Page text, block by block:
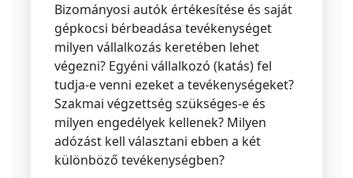
Bizományosi autók értékesítése és saját
gépkocsi bérbeadása tevékenységet
milyen vállalkozás keretében lehet
végezni? Egyéni vállalkozó (katás) fel
tudja-e venni ezeket a tevékenységeket?
Szakmai végzettség szükséges-e és
milyen engedélyek kellenek? Milyen
adózást kell választani ebben a két
különböző tevékenységben?